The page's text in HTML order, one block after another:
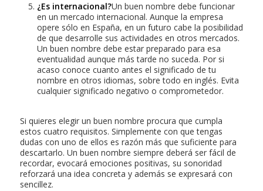
¿Es internacional?Un buen nombre debe funcionar
en un mercado internacional. Aunque la empresa
opere sólo en España, en un futuro cabe la posibilidad
de que desarrolle sus actividades en otros mercados.
Un buen nombre debe estar preparado para esa
eventualidad aunque más tarde no suceda. Por si
acaso conoce cuanto antes el significado de tu
nombre en otros idiomas, sobre todo en inglés. Evita
cualquier significado negativo o comprometedor.
Si quieres elegir un buen nombre procura que cumpla
estos cuatro requisitos. Simplemente con que tengas
dudas con uno de ellos es razón más que suficiente para
descartarlo. Un buen nombre siempre deberá ser fácil de
recordar, evocará emociones positivas, su sonoridad
reforzará una idea concreta y además se expresará con
sencillez.